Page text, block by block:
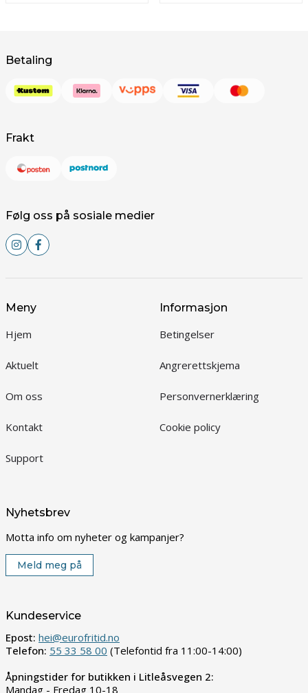
Betaling
Frakt
Følg oss på sosiale medier
Meny
Hjem
Aktuelt
Om oss
Kontakt
Support
Informasjon
Betingelser
Angrerettskjema
Personvernerklæring
Cookie policy
Nyhetsbrev
Motta info om nyheter og kampanjer?
Meld meg på
Kundeservice
Epost: hei@eurofritid.no
Telefon: 55 33 58 00 (Telefontid fra 11:00-14:00)
Åpningstider for butikken i Litleåsvegen 2:
Mandag - Fredag 10-18